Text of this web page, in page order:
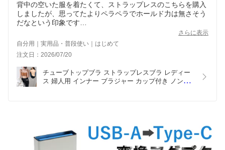
背中の空いた服を着たくて、ストラップレスのこちらを購入
しましたが、思ってたよりペラペラでホールド力は無さそう
だなという印象です
さらに表示
自分用｜実用品・普段使い｜はじめて
注文日：2026/07/20
チューブトップブラ ストラップレスブラ レディー
ス 婦人用 インナー ブラジャー カップ付き ノンワ